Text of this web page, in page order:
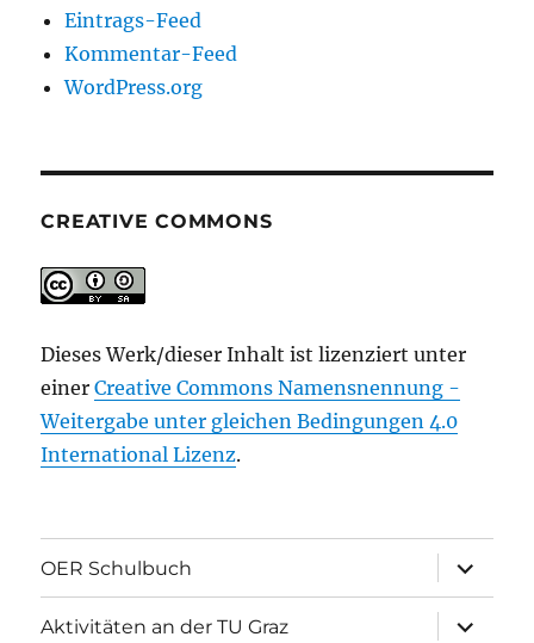
Eintrags-Feed
Kommentar-Feed
WordPress.org
CREATIVE COMMONS
Dieses Werk/dieser Inhalt ist lizenziert unter
einerCreative Commons Namensnennung -
Weitergabe unter gleichen Bedingungen 4.0
International Lizenz.
OER Schulbuch
öffnen
Aktivitäten an der TU Graz